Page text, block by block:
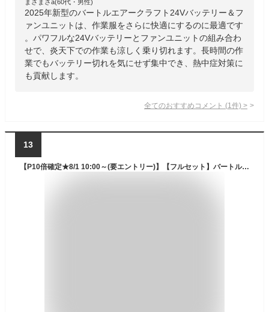
まさまさa(60代・男性)
2025年新型のバートルエアークラフト24Vバッテリー＆フ
ァンユニットは、作業服をさらに快適にするのに最適です
。パワフルな24Vバッテリーとファンユニットの組み合わ
せで、炎天下での作業も涼しく乗り切れます。長時間の作
業でもバッテリー切れを気にせず集中でき、熱中症対策に
も貢献します。
全てのおすすめコメント (1 件) >
13
【P10倍確定★8/1 10:00～(要エントリー)】【フルセット】バートル BURTLE 2025 24V ファン付きウェア エアークラフト 空調服 サイドファン ベスト【AC1156】【AC09】【AC09-1】【AC09-2】S-3XL【ブラック カラーファン 新型24Vバッテリー セット】